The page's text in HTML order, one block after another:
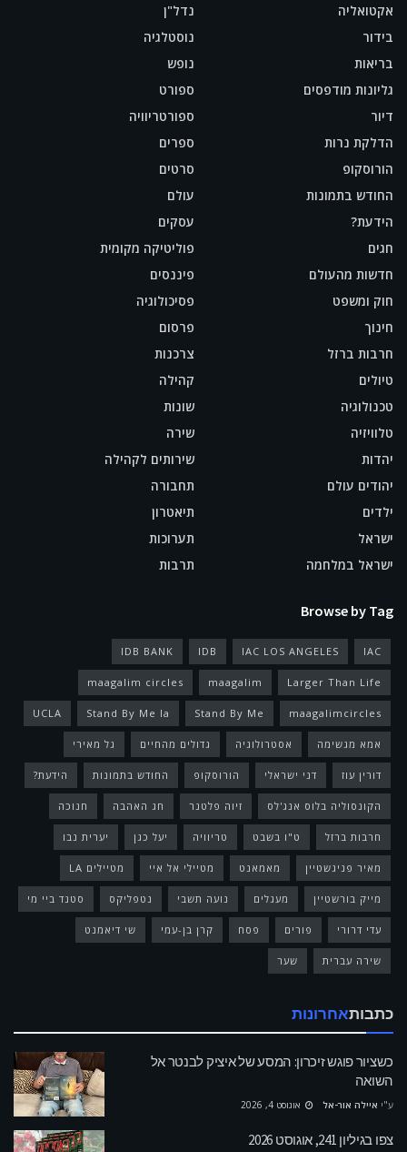
אקטואליה
בידור
בריאות
גליונות מודפסים
דיור
הדלקת נרות
הורוסקופ
החודש בתמונות
הידעת?
חגים
חדשות מהעולם
חוק ומשפט
חינוך
חרבות ברזל
טיולים
טכנולוגיה
טלוויזיה
יהדות
יהודים עולם
ילדים
ישראל
ישראל במלחמה
נדל"ן
נוסטלגיה
נופש
ספורט
ספורטריוויה
ספרים
סרטים
עולם
עסקים
פוליטיקה מקומית
פיננסים
פסיכולוגיה
פרסום
צרכנות
קהילה
שונות
שירה
שירותים לקהילה
תחבורה
תיאטרון
תערוכות
תרבות
Browse by Tag
IAC
IAC LOS ANGELES
IDB
IDB BANK
Larger Than Life
maagalim
maagalim circles
maagalimcircles
Stand By Me
Stand By Me la
UCLA
אמא מגשימה אסטרולוגיה גדולים מהחיים גל מאירי
דורין עוז דני ישראלי הורוסקופ החודש בתמונות הידעת?
הקונסוליה בלוס אנג'לס זיוה פלטנר חג האהבה חנוכה
חרבות ברזל ט"ו בשבט טריוויה יעל כגן יערית נבו
מאיר פניגשטיין מאמאנט מטיילי אל איי מטיילים LA
מייק בורשטיין מעגלים נועה תשבי נטפליקס סטנד ביי מי
עדי דרורי פורים פסח קרן בן-עמי שי דיאמנט
שירה עברית שער
כתבותאחרונות
כשציור פוגש זיכרון: המסע של איציק לבנטר אל
השואה
ע"י איילה אור-אל אוגוסט 4, 2026
צפו בגיליון 241, אוגוסט 2026